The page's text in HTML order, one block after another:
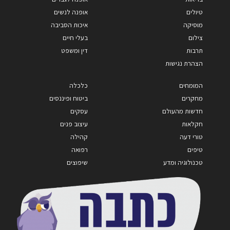
טיולים
מוסיקה
צילום
תרבות
הצהרת נגישות
אופנה לנשים
איכות הסביבה
בעלי חיים
דין ומשפט
המומחים
מחקרים
חדשות מהעולם
חקלאות
טורי דעה
טיפים
טכנולוגיה ומדע
כלכלה
ביטוח ופיננסים
עסקים
עיצוב פנים
קהילה
רפואה
שיפוצים